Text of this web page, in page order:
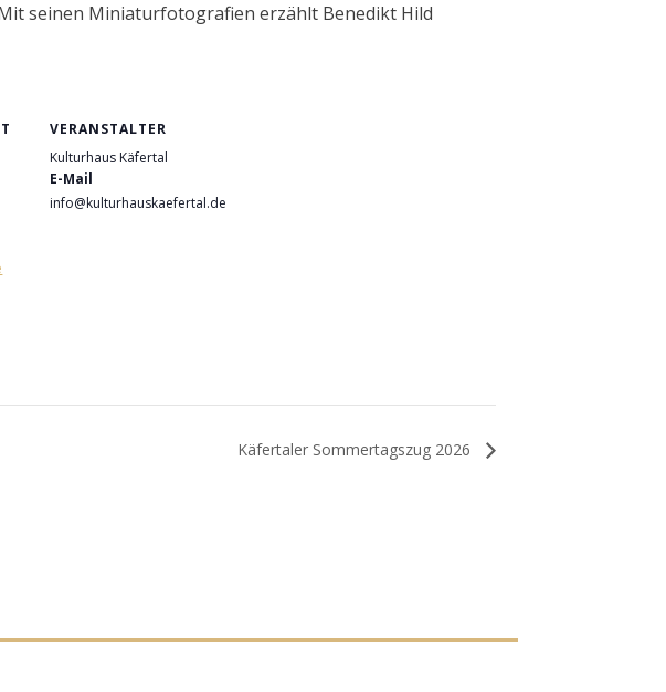
seinen Miniaturfotografien erzählt Benedikt Hild
VERANSTALTER
Kulturhaus Käfertal
E-Mail
info@kulturhauskaefertal.de
Käfertaler Sommertagszug 2026